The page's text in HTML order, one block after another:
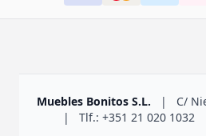
Muebles Bonitos S.L. |
C/
|
Tlf.: +351 21 020 1032